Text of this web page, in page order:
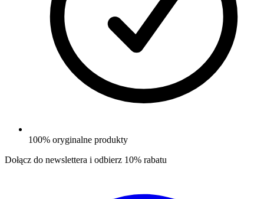
100% oryginalne produkty
Dołącz do newslettera i odbierz 10% rabatu